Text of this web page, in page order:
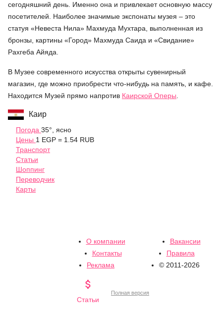
сегодняшний день. Именно она и привлекает основную массу
посетителей. Наиболее значимые экспонаты музея – это
статуя «Невеста Нила» Махмуда Мухтара, выполненная из
бронзы, картины «Город» Махмуда Саида и «Свидание»
Рахгеба Айяда.
В Музее современного искусства открыты сувенирный
магазин, где можно приобрести что-нибудь на память, и кафе.
Находится Музей прямо напротив Каирской Оперы
Каир
Погода 35°, ясно
Цены 1 EGP = 1.54 RUB
Транспорт
Статьи
Шоппинг
Переводчик
Карты
О компании
Вакансии
Контакты
Правила
Реклама
© 2011-2026

Статьи
Полная версия